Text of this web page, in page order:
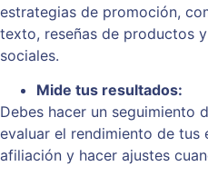
estrategias de promoción,
texto, reseñas de productos
sociales.
Mide tus resultados:
Debes hacer un seguimiento
evaluar el rendimiento de
afiliación y hacer ajustes